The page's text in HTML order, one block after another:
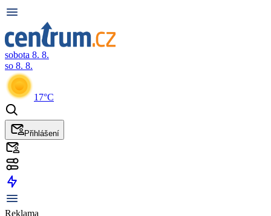
sobota 8. 8.
so 8. 8.
17°C
Přihlášení
Reklama